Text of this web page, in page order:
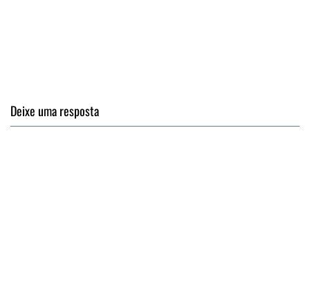
Deixe uma resposta